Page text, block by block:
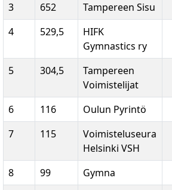
3
652
Tampereen Sisu
4
529,5
HIFK
Gymnastics ry
5
304,5
Tampereen
Voimistelijat
6
116
Oulun Pyrintö
7
115
Voimisteluseura
Helsinki VSH
8
99
Gymna